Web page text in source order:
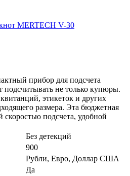
MERTECH V-30
прибор для подсчета
подсчитывать не только купюры.
этикеток и других
размера. Эта бюджетная
скоростью подсчета, удобной
Без детекций
900
Рубли, Евро, Доллар США
Да